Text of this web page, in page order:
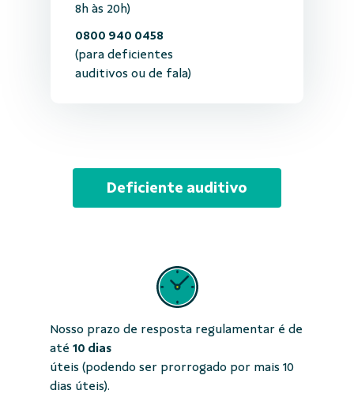
8h às 20h)
0800 940 0458
(para deficientes
auditivos ou de fala)
Deficiente auditivo
Nosso prazo de resposta regulamentar é de
até 10 dias
úteis (podendo ser prorrogado por mais 10
dias úteis).